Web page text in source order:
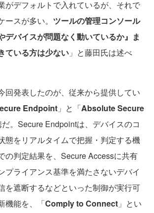
がデフォルトで入れているが、それで
スが多い。 ツールの管理コンソール
デバイスが問題なく動いているか』ま
ている方は少ない 」と藤田氏は述べ
回発表したのが、従来から提供してい
Endpoint 」と「Absolute Secure
だ。Secure Endpointは、デバイスのコ
態をリアルタイムで把握・判定する機
の判定結果を、Secure Accessに共有
プライアンス基準を満たさないデバイ
を遮断するなどといった制御が実行可
機能を、「Comply to Connect 」とい